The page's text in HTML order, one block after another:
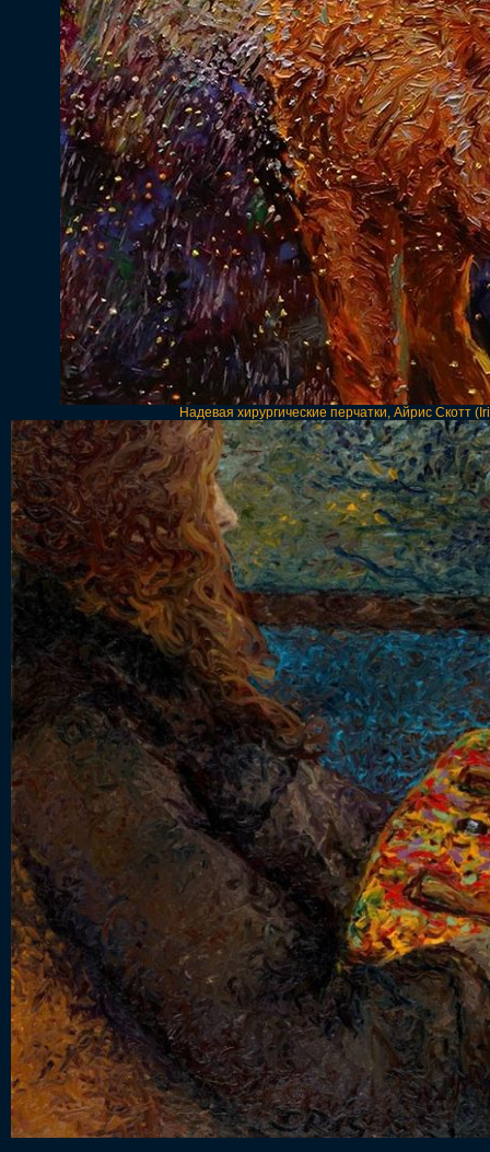
Надевая хирургические перчатки, Айрис Скотт